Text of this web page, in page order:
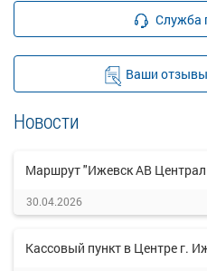
Служба
Ваши
Новости
Маршрут "Ижевск АВ
30.04.2026
Кассовый пункт в Центре г.